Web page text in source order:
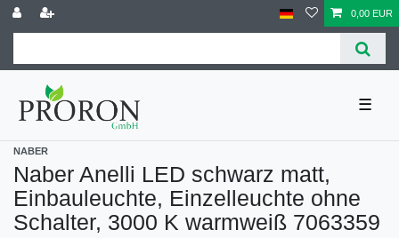
0,00 EUR
☰
NABER
Naber Anelli LED schwarz matt,
Einbauleuchte, Einzelleuchte ohne
Schalter, 3000 K warmweiß 7063359